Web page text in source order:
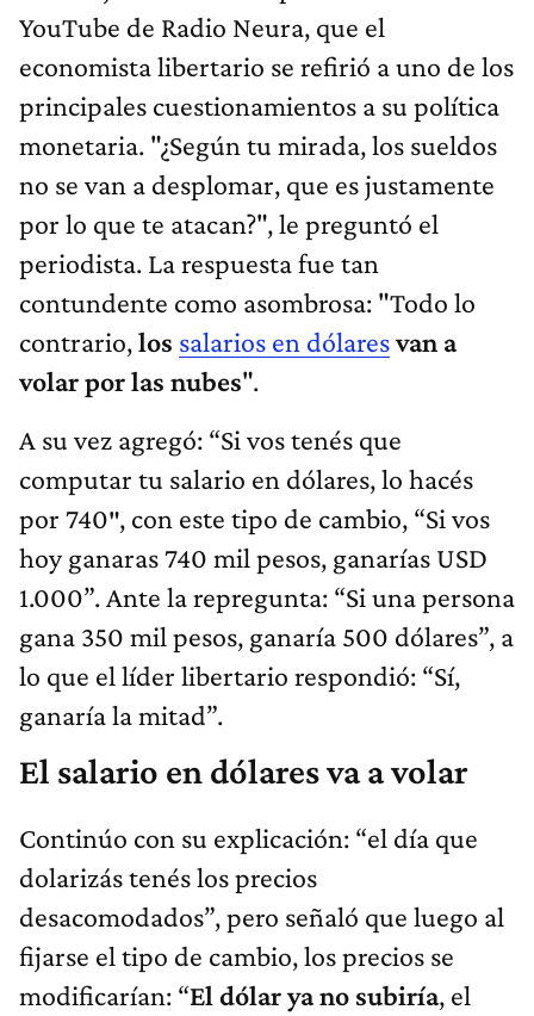
YouTube de Radio Neura, que el
economista libertario se refirió a uno de los
principales cuestionamientos a su política
monetaria. "¿Según tu mirada, los sueldos
no se van a desplomar, que es justamente
por lo que te atacan?", le preguntó el
periodista. La respuesta fue tan
contundente como asombrosa: "Todo lo
contrario,los salarios en dólaresvan a
volar por las nubes".
A su vez agregó: “Si vos tenés que
computar tu salario en dólares, lo hacés
por 740″, con este tipo de cambio, “Si vos
hoy ganaras 740 mil pesos, ganarías USD
1.000”. Ante la repregunta: “Si una persona
gana 350 mil pesos, ganaría 500 dólares”, a
lo que el líder libertario respondió: “Sí,
ganaría la mitad”.
El salario en dólares va a volar
Continúo con su explicación: “el día que
dolarizás tenés los precios
desacomodados”, pero señaló que luego al
fijarse el tipo de cambio, los precios se
modificarían: “El dólar ya no subiría, el